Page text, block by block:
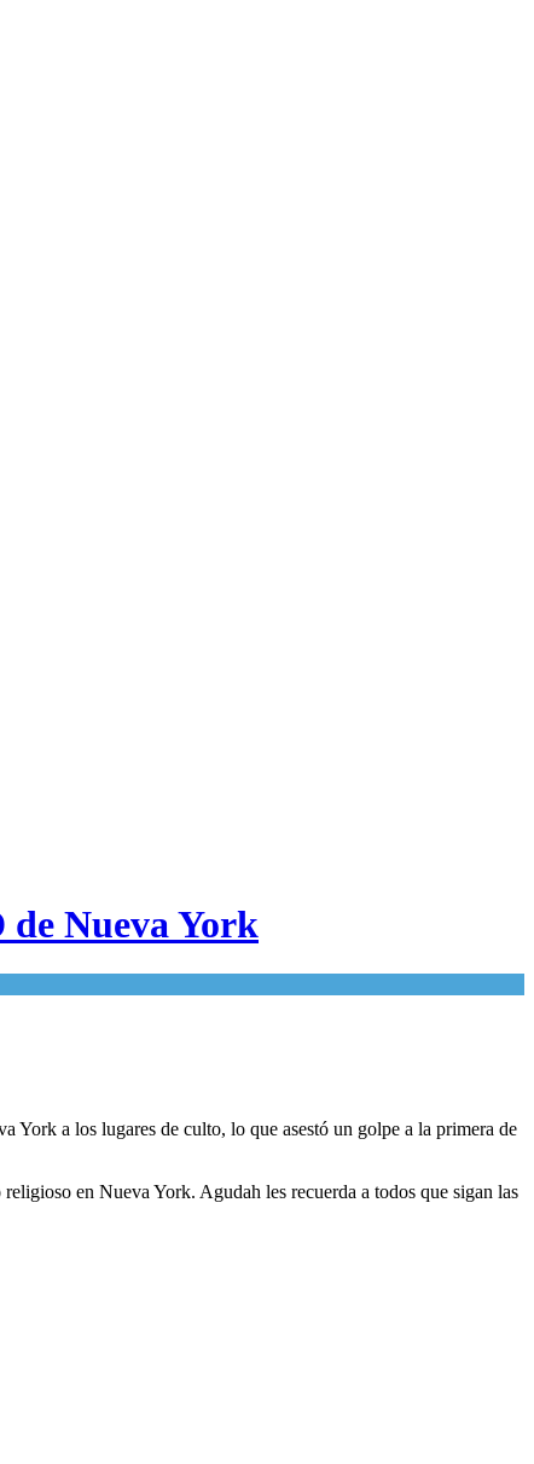
Nueva York
York a los lugares de culto, lo que asestó un golpe a la primera de
en Nueva York. Agudah les recuerda a todos que sigan las